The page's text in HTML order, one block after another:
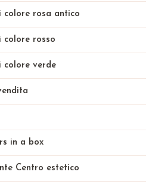
colore rosa antico
colore rosso
colore verde
in a box
Centro estetico